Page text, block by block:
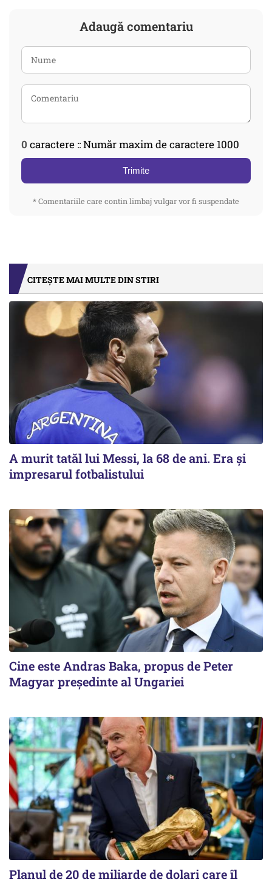
Adaugă comentariu
0 caractere :: Număr maxim de caractere 1000
Trimite
* Comentariile care contin limbaj vulgar vor fi suspendate
CITEȘTE MAI MULTE DIN STIRI
A murit tatăl lui Messi, la 68 de ani. Era și
impresarul fotbalistului
Cine este Andras Baka, propus de Peter
Magyar președinte al Ungariei
Planul de 20 de miliarde de dolari care îl